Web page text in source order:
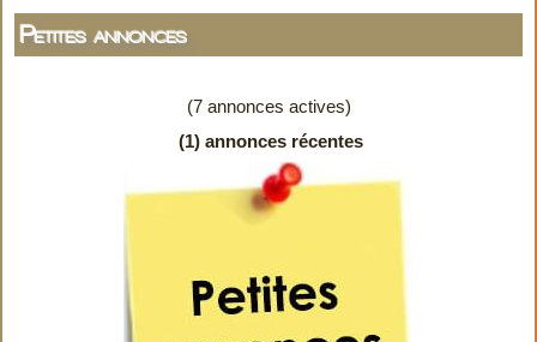
Petites annonces
(7 annonces actives)
(1) annonces récentes